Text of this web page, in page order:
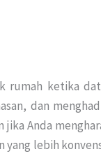
ketika
dan
Anda
lebih